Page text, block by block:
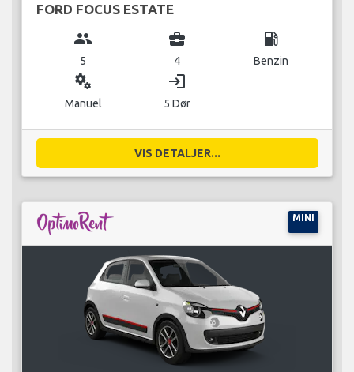
FORD FOCUS ESTATE
group
5
business_center
4
local_gas_station
Benzin
miscellaneous_services
Manuel
login
5 Dør
VIS DETALJER...
MINI